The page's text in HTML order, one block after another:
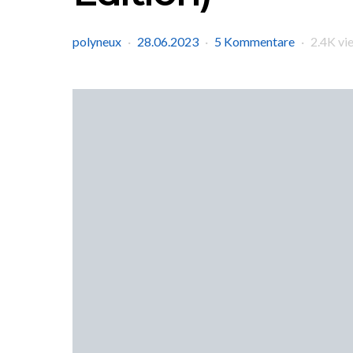
polyneux 28.06.2023 5 Kommentare 2.4K